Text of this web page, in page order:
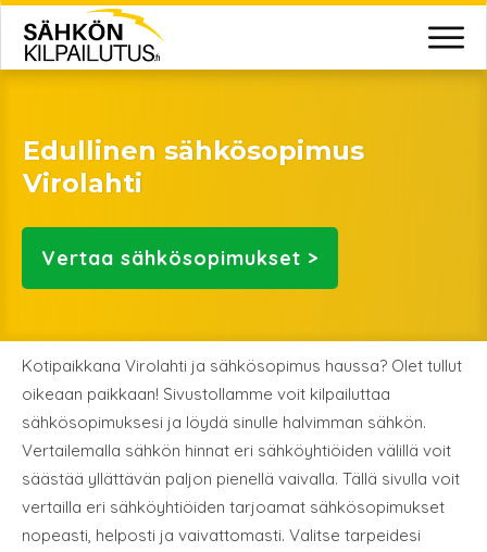
Edullinen sähkösopimus
Virolahti
Vertaa sähkösopimukset >
Kotipaikkana Virolahti ja sähkösopimus haussa? Olet tullut
oikeaan paikkaan! Sivustollamme voit kilpailuttaa
sähkösopimuksesi ja löydä sinulle halvimman sähkön.
Vertailemalla sähkön hinnat eri sähköyhtiöiden välillä voit
säästää yllättävän paljon pienellä vaivalla. Tällä sivulla voit
vertailla eri sähköyhtiöiden tarjoamat sähkösopimukset
nopeasti, helposti ja vaivattomasti. Valitse tarpeidesi